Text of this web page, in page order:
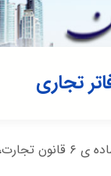
تجاری
می باشد ...